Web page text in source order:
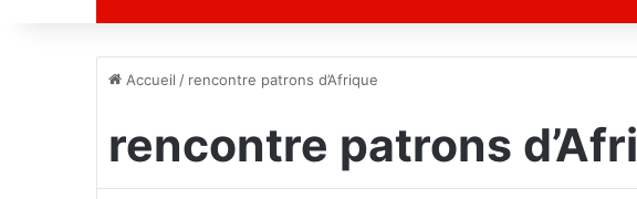
Accueil / rencontre patrons d’Afrique
rencontre patrons